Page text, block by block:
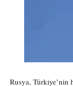
Rusya, Türkiye’nin